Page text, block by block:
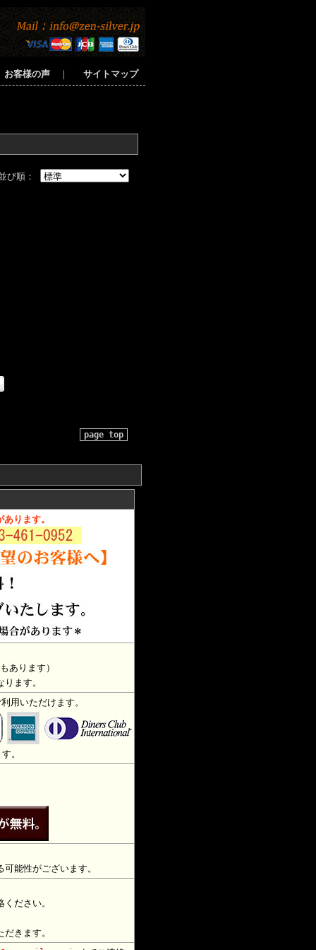
お客様の声 ｜ サイトマップ
び順：
page top
ります。
あります）
ます。
用いただけます。
。
能性がございます。
ださい。
きます。